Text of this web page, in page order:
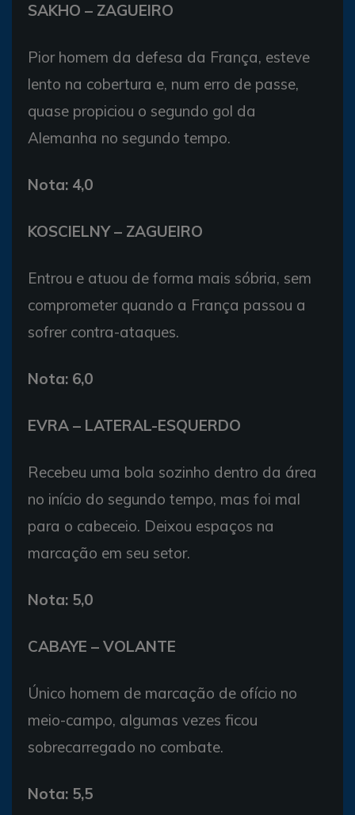
SAKHO – ZAGUEIRO
Pior homem da defesa da França, esteve
lento na cobertura e, num erro de passe,
quase propiciou o segundo gol da
Alemanha no segundo tempo.
Nota: 4,0
KOSCIELNY – ZAGUEIRO
Entrou e atuou de forma mais sóbria, sem
comprometer quando a França passou a
sofrer contra-ataques.
Nota: 6,0
EVRA – LATERAL-ESQUERDO
Recebeu uma bola sozinho dentro da área
no início do segundo tempo, mas foi mal
para o cabeceio. Deixou espaços na
marcação em seu setor.
Nota: 5,0
CABAYE – VOLANTE
Único homem de marcação de ofício no
meio-campo, algumas vezes ficou
sobrecarregado no combate.
Nota: 5,5